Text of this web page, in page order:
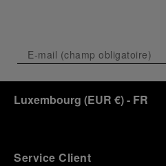
Luxembourg (EUR €)- FR
Service Client